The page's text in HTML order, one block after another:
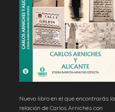
Nuevo libro en el que encontrarás la
relación de Carlos Arniches con